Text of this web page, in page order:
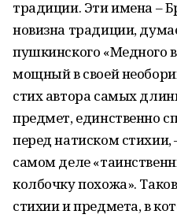
традиции. Эти имена –
новизна традиции,
пушкинского «Медного
мощный в своей
стих автора самых
предмет, единственно
перед натиском стихии,
самом деле
колбочку похожа».
стихии и предмета, в